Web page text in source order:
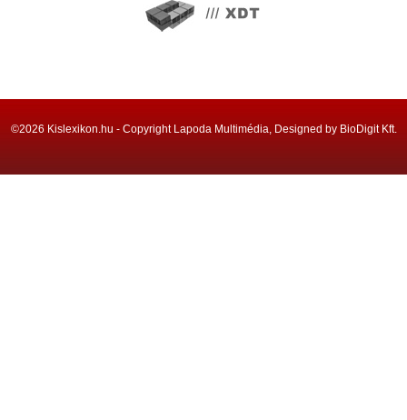
©2026 Kislexikon.hu - Copyright Lapoda Multimédia, Designed by BioDigit Kft.